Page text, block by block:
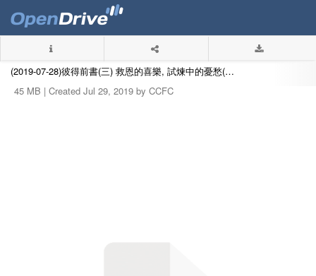
(2019-07-28)彼得前書(三) 救恩的喜樂, 試煉中的憂愁(梁有光長老).mp3
45 MB | Created Jul 29, 2019 by CCFC